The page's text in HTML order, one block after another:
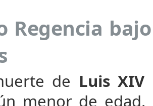
Regencia
de Luis XIV
menor de